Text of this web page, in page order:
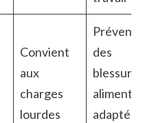
Convient
aux
charges
lourdes
des
adaptée